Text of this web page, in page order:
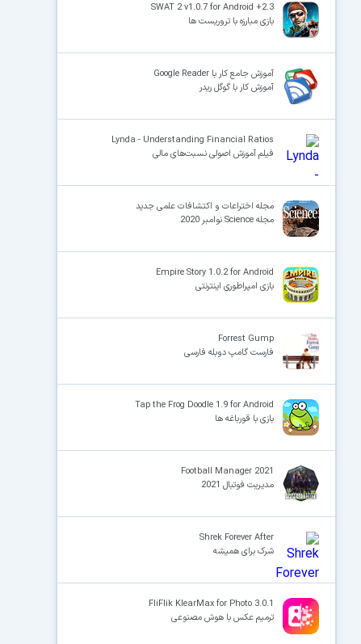
SWAT 2 v1.0.7 for Android +2.3
بازی مبارزه با تروریست ها
آموزش جامع کار با Google Reader
آموزش کار با گوگل ریدر
Lynda - Understanding Financial Ratios
فیلم آموزش اصولی نسبت‌های مالی
مجله اختراعات و اکتشافات علمی جدید
مجله Science نوامبر 2020
Empire Story 1.0.2 for Android
بازی امپراطوری اینترنتی
Forrest Gump
فارست گامپ دوبله فارسی
Tap the Frog Doodle 1.9 for Android
بازی با قورباغه ها
Football Manager 2021
مدیریت فوتبال 2021
Shrek Forever After
شرک برای همیشه
FliFlik KlearMax for Photo 3.0.1
ترمیم عکس با هوش مصنوعی